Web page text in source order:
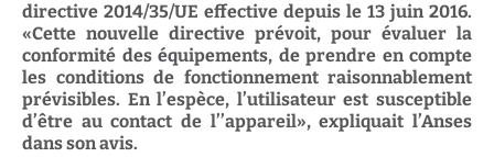
directive 2014/35/UE effective depuis le 13 juin 2016.
«Cette nouvelle directive prévoit, pour évaluer la
conformité des équipements, de prendre en compte
les conditions de fonctionnement raisonnablement
prévisibles. En l’espèce, l’utilisateur est susceptible
d’être au contact de l’’appareil», expliquait l’Anses
dans son avis.